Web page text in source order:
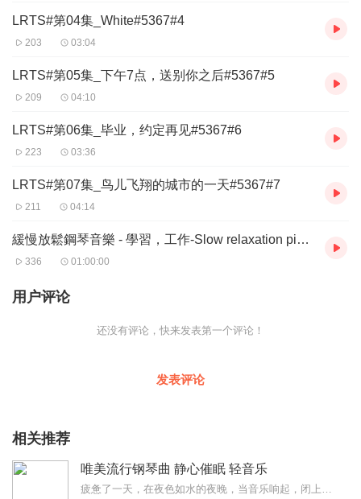
LRTS#第04集_White#5367#4
203 03:04
LRTS#第05集_下午7点，送别你之后#5367#5
209 04:10
LRTS#第06集_毕业，约定再见#5367#6
223 03:36
LRTS#第07集_鸟儿飞翔的城市的一天#5367#7
211 04:14
緩慢放鬆鋼琴音樂 - 學習，工作-Slow relaxation piano music - study, work-
336 01:00:00
用户评论
还没有评论，快来发表第一个评论！
发表评论
相关推荐
唯美流行钢琴曲 静心催眠 轻音乐
疲惫了一天，在夜色如水的夜晚，当音乐响起，闭上双眼冥想片刻，瞬间放松，让心灵自由休憩。即可修复身心，又可助眠帮你轻松入睡，即适合睡前冥想，也适合书房或阅读学习写...